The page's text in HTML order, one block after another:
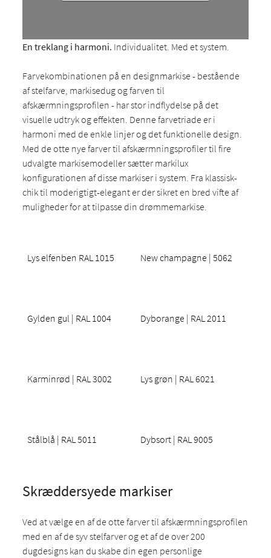
En treklang i harmoni. Individualitet. Med et system.
Farvekombinationen på en designmarkise - bestående
af stelfarve, markisedug og farven til
afskærmningsprofilen - har stor indflydelse på det
visuelle udtryk og effekten. Denne farvetriade er i
harmoni med de enkle linjer og det funktionelle design.
Med de otte nye farver til afskærmningsprofiler til fire
udvalgte markisemodeller sætter markilux
konfigurationen af disse markiser i system. Fra klassisk-
chik til moderigtigt-elegant er der sikret en bred vifte af
muligheder for at tilpasse din drømmemarkise.
Lys elfenben RAL 1015 New champagne | 5062
Gylden gul | RAL 1004 Dyborange | RAL 2011
Karminrød | RAL 3002 Lys grøn | RAL 6021
Stålblå | RAL 5011 Dybsort | RAL 9005
Skræddersyede markiser
Ved at vælge en af de otte farver til afskærmningsprofilen
med en af de syv stelfarver og et af de over 200
dugdesigns kan du skabe din egen personlige